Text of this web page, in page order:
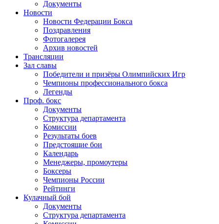
Документы
Новости
Новости Федерации Бокса
Поздравления
Фотогалерея
Архив новостей
Трансляции
Зал славы
Победители и призёры Олимпийских Игр
Чемпионы профессионального бокса
Легенды
Проф. бокс
Документы
Структура департамента
Комиссии
Результаты боев
Предстоящие бои
Календарь
Менеджеры, промоутеры
Боксеры
Чемпионы России
Рейтинги
Кулачный бой
Документы
Структура департамента